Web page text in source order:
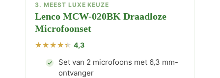
3. MEEST LUXE KEUZE
Lenco MCW-020BK Draadloze
Microfoonset
4,3
Set van 2 microfoons met 6,3 mm-
ontvanger